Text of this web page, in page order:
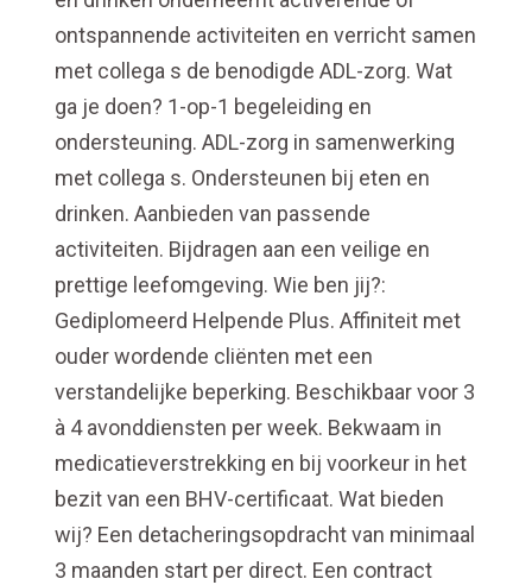
ontspannende activiteiten en verricht samen
met collega s de benodigde ADL-zorg. Wat
ga je doen? 1-op-1 begeleiding en
ondersteuning. ADL-zorg in samenwerking
met collega s. Ondersteunen bij eten en
drinken. Aanbieden van passende
activiteiten. Bijdragen aan een veilige en
prettige leefomgeving. Wie ben jij?:
Gediplomeerd Helpende Plus. Affiniteit met
ouder wordende cliënten met een
verstandelijke beperking. Beschikbaar voor 3
à 4 avonddiensten per week. Bekwaam in
medicatieverstrekking en bij voorkeur in het
bezit van een BHV-certificaat. Wat bieden
wij? Een detacheringsopdracht van minimaal
3 maanden start per direct. Een contract